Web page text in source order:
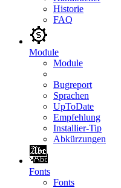
Historie
FAQ
Module
Module
Bugreport
Sprachen
UpToDate
Empfehlung
Installier-Tip
Abkürzungen
Fonts
Fonts